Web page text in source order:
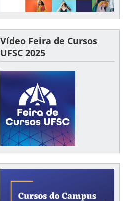
Vídeo Feira de Cursos
UFSC 2025